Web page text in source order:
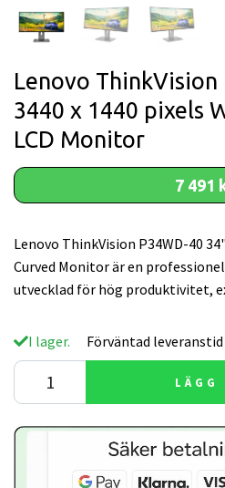
Lenovo ThinkVision
3440 x 1440 pixels
LCD Monitor
7 491
Lenovo ThinkVision P34WD-40
Curved Monitor är en
utvecklad för hög produktivitet,
I lager. Förväntad
LÄGG